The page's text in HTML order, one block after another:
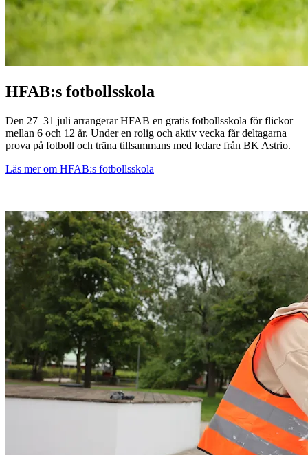
HFAB:s fotbollsskola
Den 27–31 juli arrangerarHFAB en gratis fotbollsskola för flickor
mellan 6 och 12 år. Under en rolig och aktiv vecka får deltagarna
prova på fotboll och träna tillsammans med ledare från BK Astrio.
Läs mer om HFAB:s fotbollsskola